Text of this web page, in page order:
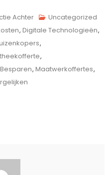
AchterOp
Ontdek
Het
Gemak
Van
Uncategorized
, Digitale Technologieën,
,
,
, Maatwerkoffertes,